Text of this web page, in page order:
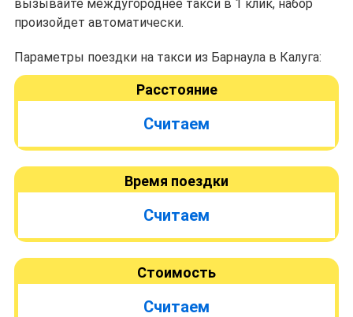
вызывайте междугороднее такси в 1 клик, набор
произойдет автоматически.
Параметры поездки на такси из Барнаула в Калуга:
Расстояние
Считаем
Время поездки
Считаем
Стоимость
Считаем